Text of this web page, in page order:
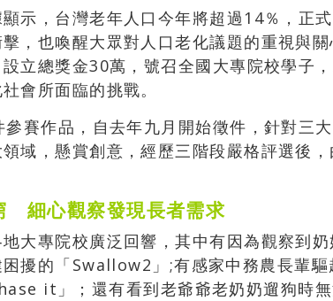
示，台灣老年人口今年將超過14％，正
，也喚醒大眾對人口老化議題的重視與
立總獎金30萬，號召全國大專院校學子
會所面臨的挑戰。
賽作品，自去年九月開始徵件，針對三
域，懸賞創意，經歷三階段嚴格評選後
細心觀察發現長者需求
大專院校廣泛回響，其中有因為觀察到
擾的「Swallow2」;有感家中務農長輩
it」；還有看到老爺爺老奶奶遛狗時